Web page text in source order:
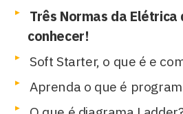
Três Normas da Elétrica
conhecer!
Soft Starter, o que é e
Aprenda o que é